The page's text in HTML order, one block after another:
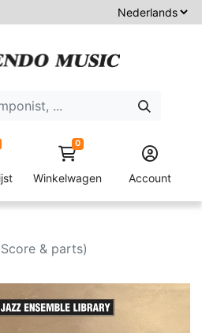
0
Winkelwagen Account
& parts)